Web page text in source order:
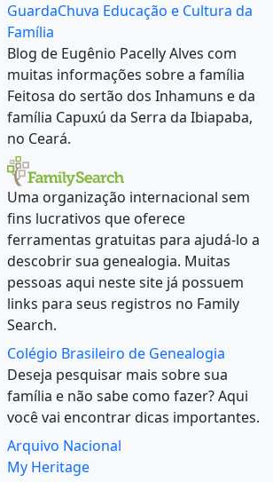
GuardaChuva Educação e Cultura da
Família
Blog de Eugênio Pacelly Alves com
muitas informações sobre a família
Feitosa do sertão dos Inhamuns e da
família Capuxú da Serra da Ibiapaba,
no Ceará.
Uma organização internacional sem
fins lucrativos que oferece
ferramentas gratuitas para ajudá-lo a
descobrir sua genealogia. Muitas
pessoas aqui neste site já possuem
links para seus registros no Family
Search.
Colégio Brasileiro de Genealogia
Deseja pesquisar mais sobre sua
família e não sabe como fazer? Aqui
você vai encontrar dicas importantes.
Arquivo Nacional
My Heritage